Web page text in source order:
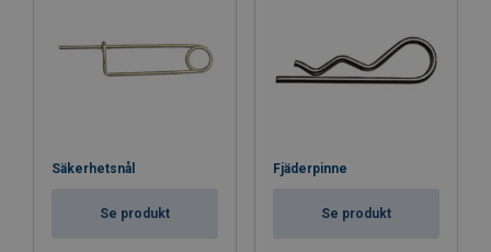
Säkerhetsnål
Se produkt
Fjäderpinne
Se produkt